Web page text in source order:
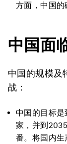
方面，中国的
中国面
中国的规模及
战：
中国的目标
家，并到
番。将国内